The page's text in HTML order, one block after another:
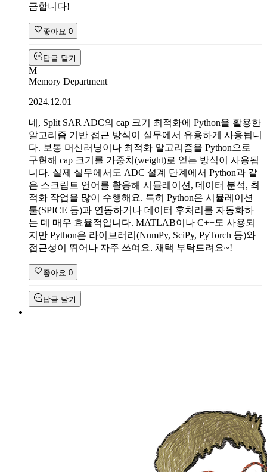
금합니다!
좋아요 0
답글 달기
M
Memory Department
2024.12.01
네, Split SAR ADC의 cap 크기 최적화에 Python을 활용한
알고리즘 기반 접근 방식이 실무에서 유용하게 사용됩니
다. 보통 머신러닝이나 최적화 알고리즘을 Python으로
구현해 cap 크기를 가중치(weight)로 얻는 방식이 사용됩
니다. 실제 실무에서도 ADC 설계 단계에서 Python과 같
은 스크립트 언어를 활용해 시뮬레이션, 데이터 분석, 최
적화 작업을 많이 수행해요. 특히 Python은 시뮬레이션
툴(SPICE 등)과 연동하거나 데이터 후처리를 자동화하
는 데 매우 효율적입니다. MATLAB이나 C++도 사용되
지만 Python은 라이브러리(NumPy, SciPy, PyTorch 등)와
접근성이 뛰어나 자주 쓰여요. 채택 부탁드려요~!
좋아요 0
답글 달기